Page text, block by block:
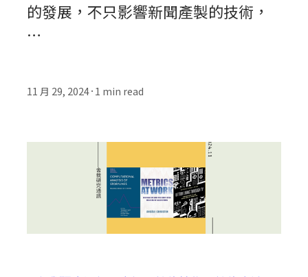
的發展，不只影響新聞產製的技術，
…
11 月 29, 2024 • 1 min read